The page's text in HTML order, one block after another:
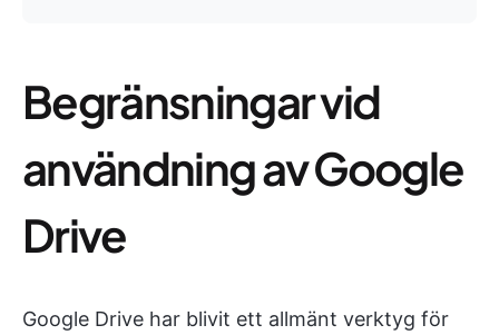
Begränsningar vid
användning av Google
Drive
Google Drive har blivit ett allmänt verktyg för